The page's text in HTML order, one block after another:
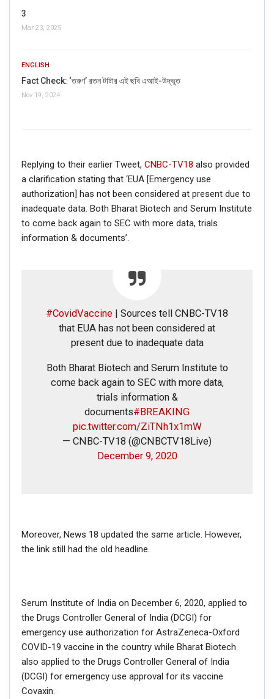
3
Mar 23, 2025
ENGLISH
Fact Check: ‘তরুণ’ রতন টাটার এই ছবি এআই-উদ্ভূত
Nov 19, 2024
Replying to their earlier Tweet, CNBC-TV18 also provided
a clarification stating that ‘EUA [Emergency use
authorization] has not been considered at present due to
inadequate data. Both Bharat Biotech and Serum Institute
to come back again to SEC with more data, trials
information & documents’.
#CovidVaccine | Sources tell CNBC-TV18
that EUA has not been considered at
present due to inadequate data
Both Bharat Biotech and Serum Institute to
come back again to SEC with more data,
trials information &
documents#BREAKING
pic.twitter.com/ZiTNh1x1mW
— CNBC-TV18 (@CNBCTV18Live)
December 9, 2020
Moreover, News 18 updated the same article. However,
the link still had the old headline.
Serum Institute of India on December 6, 2020, applied to
the Drugs Controller General of India (DCGI) for
emergency use authorization for AstraZeneca-Oxford
COVID-19 vaccine in the country while Bharat Biotech
also applied to the Drugs Controller General of India
(DCGI) for emergency use approval for its vaccine
Covaxin.